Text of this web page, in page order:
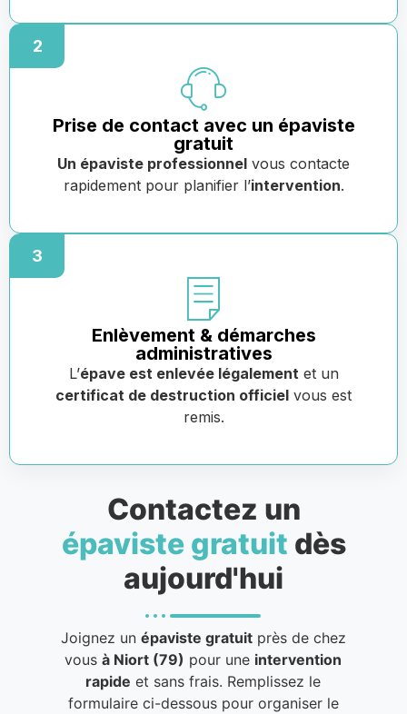
2
Prise de contact avec un épaviste
gratuit
Un épaviste professionnel vous contacte
rapidement pour planifier l’intervention.
3
Enlèvement & démarches
administratives
L’épave est enlevée légalement et un
certificat de destruction officiel vous est
remis.
Contactez un
épaviste gratuit dès
aujourd'hui
Joignez un épaviste gratuitprès de chez
vousà Niort (79) pour une intervention
rapide et sans frais. Remplissez le
formulaire ci-dessous pour organiser le